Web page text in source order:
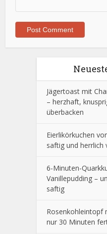
Jägertoast mit
– herzhaft,
überbacken
Eierlikörkuchen
saftig und herrlich
6-Minuten-
Vanillepudding –
saftig
Rosenkohleintopf
nur 30 Minuten